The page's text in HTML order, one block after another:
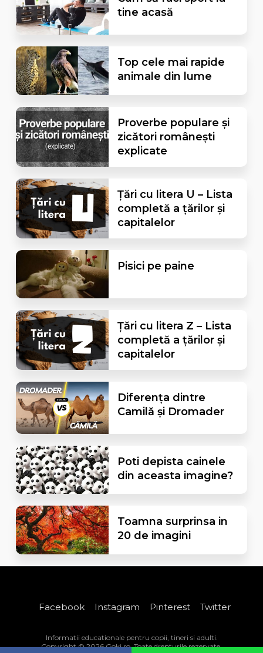
tine acasă
Top cele mai rapide
animale din lume
Proverbe populare și
zicători românești
explicate
Țări cu litera U – Lista
completă a țărilor și
capitalelor
Pisici pe paine
Țări cu litera Z – Lista
completă a țărilor și
capitalelor
Diferența dintre
Camilă și Dromader
Poti depista cainele
din aceasta imagine?
Toamna surprinsa in
20 de imagini
Facebook Instagram Pinterest Twitter
Informatii educationale pentru copii, tineri si adulti.
Copyright © 2026 Goki.ro. Toate drepturile rezervate.